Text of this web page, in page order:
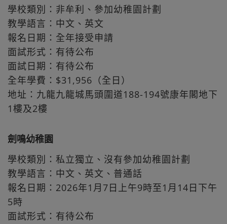
學校類別：非牟利、參加幼稚園計劃
教學語言：中文、英文
報名日期：全年接受申請
面試形式：有待公布
面試日期：有待公布
全年學費：$31,956（全日）
地址：九龍九龍城馬頭圍道188-194號康年閣地下
1樓及2樓
劍鳴幼稚園
學校類別：私立獨立、沒有參加幼稚園計劃
教學語言：中文、英文、普通話
報名日期：2026年1月7日上午9時至1月14日下午
5時
面試形式：有待公布